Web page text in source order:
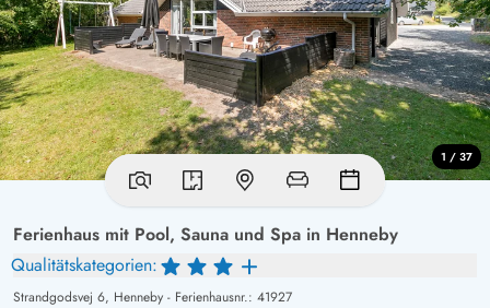
Ferienhaus mit Pool, Sauna und Spa in Henneby
Qualitätskategorien:
Strandgodsvej 6, Henneby - Ferienhausnr.: 41927
1 / 37